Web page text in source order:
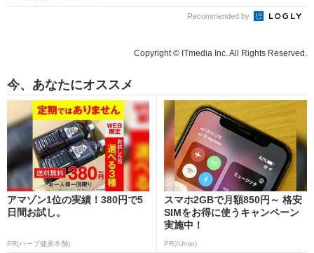
Recommended by
Copyright © ITmedia Inc. All Rights Reserved.
今、あなたにオススメ
アマゾン1位の実績！380円で5
日間お試し。
PR(ハーブ健康本舗)
スマホ2GBで月額850円～ 格安
SIMをお得に使うキャンペーン
実施中！
PR(IIJmio)